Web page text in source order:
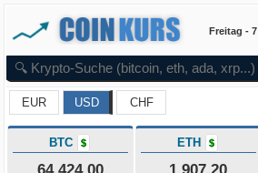
Freitag -
EUR USD CHF
BTC $ ETH $